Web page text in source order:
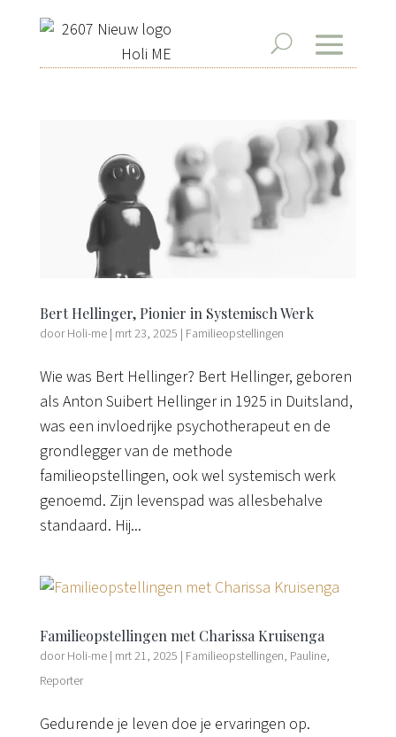
Bert Hellinger, Pionier in Systemisch Werk
doorHoli-me| mrt 23, 2025 | Familieopstellingen
Wie was Bert Hellinger? Bert Hellinger, geboren
als Anton Suibert Hellinger in 1925 in Duitsland,
was een invloedrijke psychotherapeut en de
grondlegger van de methode
familieopstellingen, ook wel systemisch werk
genoemd. Zijn levenspad was allesbehalve
standaard. Hij...
Familieopstellingen met Charissa Kruisenga
doorHoli-me| mrt 21, 2025 | Familieopstellingen, Pauline,
Reporter
Gedurende je leven doe je ervaringen op.